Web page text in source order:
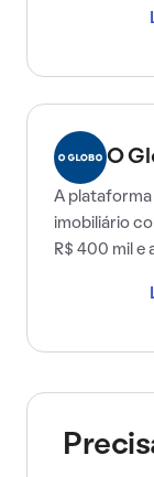
O
A
imobiliário
R$ 400 mil e